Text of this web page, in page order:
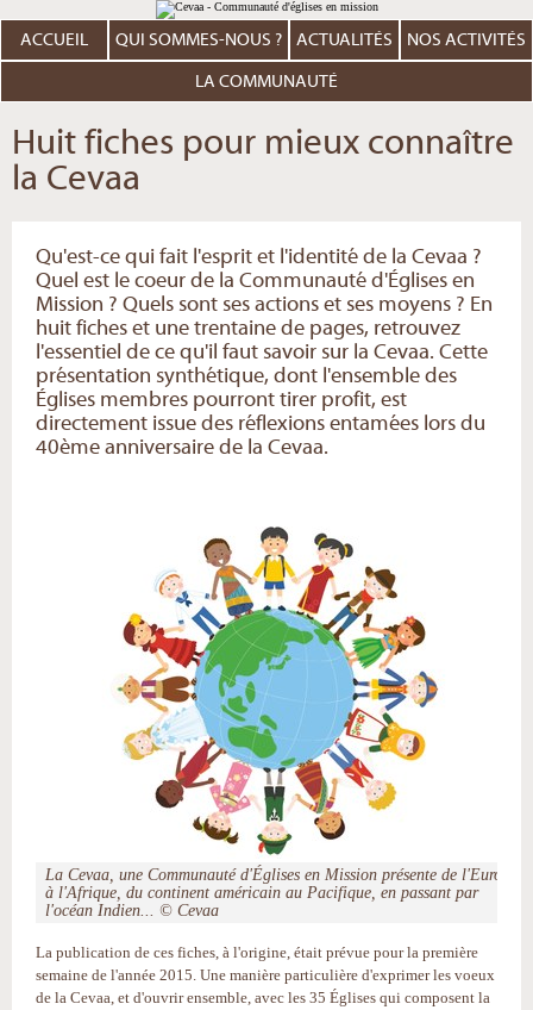
au
contenu.
Aller
personnels
ACCUEIL QUI SOMMES-NOUS ? ACTUALITÉS NOS ACTIVITÉS
LA COMMUNAUTÉ
Huit fiches pour mieux connaître
la Cevaa
Qu'est-ce qui fait l'esprit et l'identité de la Cevaa ?
Quel est le coeur de la Communauté d'Églises en
Mission ? Quels sont ses actions et ses moyens ? En
huit fiches et une trentaine de pages, retrouvez
l'essentiel de ce qu'il faut savoir sur la Cevaa. Cette
présentation synthétique, dont l'ensemble des
Églises membres pourront tirer profit, est
directement issue des réflexions entamées lors du
40ème anniversaire de la Cevaa.
La Cevaa, une Communauté d'Églises en Mission présente de l'Europe
à l'Afrique, du continent américain au Pacifique, en passant par
l'océan Indien... © Cevaa
La publication de ces fiches, à l'origine, était prévue pour la première
semaine de l'année 2015. Une manière particulière d'exprimer les voeux
de la Cevaa, et d'ouvrir ensemble, avec les 35 Églises qui composent la